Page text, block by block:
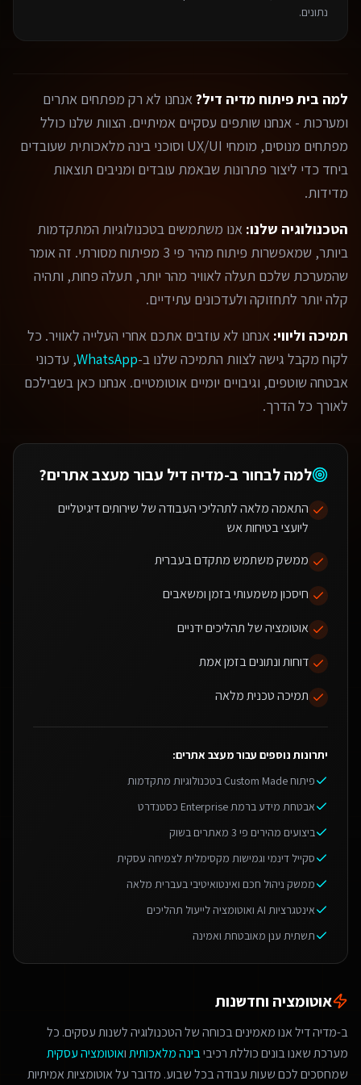
נתונים.
למה בית פיתוח מדיה דיל?אנחנו לא רק מפתחים אתרים
ומערכות - אנחנו שותפים עסקיים אמיתיים. הצוות שלנו כולל
מפתחים מנוסים, מומחי UX/UI וסוכני בינה מלאכותית שעובדים
ביחד כדי ליצור פתרונות שבאמת עובדים ומניבים תוצאות
מדידות.
הטכנולוגיה שלנו: אנו משתמשים בטכנולוגיות המתקדמות
ביותר, שמאפשרות פיתוח מהיר פי 3 מפיתוח מסורתי. זה אומר
שהמערכת שלכם תעלה לאוויר מהר יותר, תעלה פחות, ותהיה
קלה יותר לתחזוקה ולעדכונים עתידיים.
תמיכה וליווי: אנחנו לא עוזבים אתכם אחרי העלייה לאוויר. כל
לקוח מקבל גישה לצוות התמיכה שלנו ב-WhatsApp, עדכוני
אבטחה שוטפים, וגיבויים יומיים אוטומטיים. אנחנו כאן בשבילכם
לאורך כל הדרך.
למה לבחור ב-מדיה דיל עבור מעצב אתרים?
התאמה מלאה לתהליכי העבודה של שירותים דיגיטליים
ליועצי בטיחות אש
ממשק משתמש מתקדם בעברית
חיסכון משמעותי בזמן ומשאבים
אוטומציה של תהליכים ידניים
דוחות ונתונים בזמן אמת
תמיכה טכנית מלאה
יתרונות נוספים עבורמעצב אתרים:
פיתוח Custom Made בטכנולוגיות מתקדמות
אבטחת מידע ברמת Enterprise כסטנדרט
ביצועים מהירים פי 3 מאתרים בשוק
סקייל דינמי וגמישות מקסימלית לצמיחה עסקית
ממשק ניהול חכם ואינטואיטיבי בעברית מלאה
אינטגרציות AI ואוטומציה לייעול תהליכים
תשתית ענן מאובטחת ואמינה
אוטומציה וחדשנות
ב-מדיה דיל אנו מאמינים בכוחה של הטכנולוגיה לשנות עסקים. כל
מערכת שאנו בונים כוללת רכיביבינה מלאכותיתואוטומציה עסקית
שמחסכים לכם שעות עבודה בכל שבוע. מדובר על אוטומציות אמיתיות